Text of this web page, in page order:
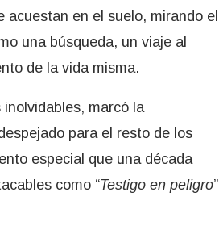
en el suelo, mirando el
una búsqueda, un viaje al
de la vida misma.
marcó la
para el resto de los
especial que una década
como “Testigo en peligro”